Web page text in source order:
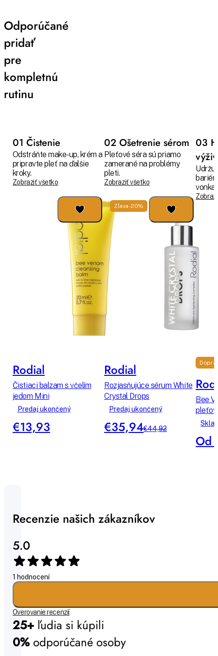
Odporúčané
pridať
pre
kompletnú
rutinu
01 Čistenie
Odstráňte make-up, krém a
pripravte pleť na ďalšie
kroky.
Zobraziť všetko
Rodial
Čistiaci balzam s včelím
jedom Mini
Predaj ukončený
€13,93
02 Ošetrenie sérom
Pleťové séra sú priamo
zamerané na problémy
pleti.
Zobraziť všetko
Zľava -20%
Rodial
Rozjasňujúce sérum White
Crystal Drops
Predaj ukončený
€35,94€44,92
03
Bee
Od
Recenzie našich zákazníkov
5.0
1 hodnocení
Overovanie recenzií
25+ ľudia si kúpili
0% odporúčané osoby